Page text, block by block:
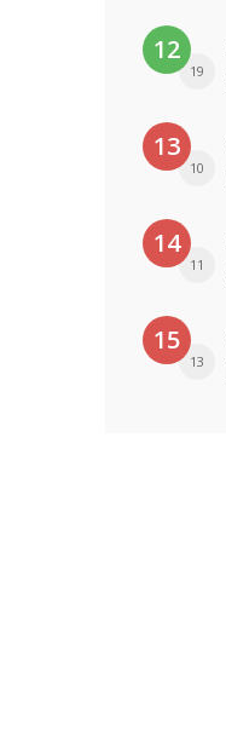
12
19
13
10
14
11
15
13